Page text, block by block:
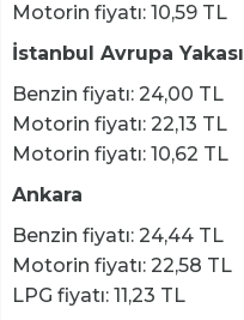
Motorin fiyatı: 10,59 TL
İstanbul Avrupa Yakası
Benzin fiyatı: 24,00 TL
Motorin fiyatı: 22,13 TL
Motorin fiyatı: 10,62 TL
Ankara
Benzin fiyatı: 24,44 TL
Motorin fiyatı: 22,58 TL
LPG fiyatı: 11,23 TL